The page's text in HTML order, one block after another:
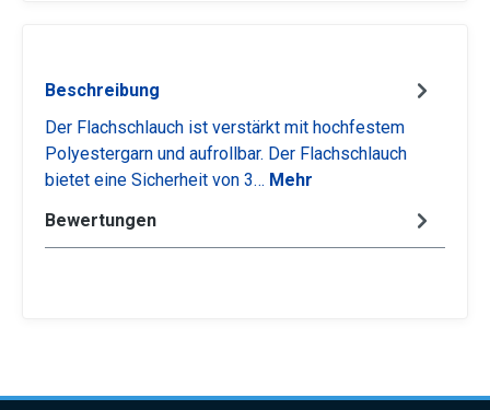
Beschreibung
Der Flachschlauch ist verstärkt mit hochfestem
Polyestergarn und aufrollbar. Der Flachschlauch
bietet eine Sicherheit von 3… Mehr
Bewertungen